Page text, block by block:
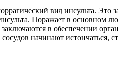
вид инсульта. Это
Поражает в основном
в обеспечении
начинают истончаться,